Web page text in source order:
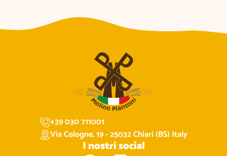
+39 030 711001
Via Cologne, 19 - 25032 Chiari (BS) Italy
I nostri social